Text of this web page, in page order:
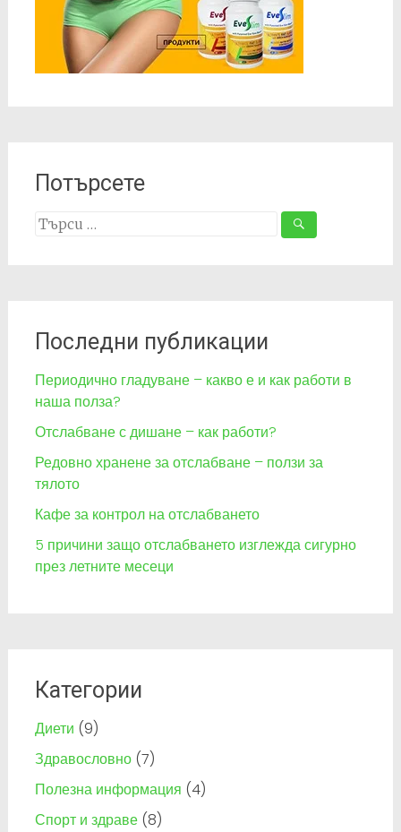
Потърсете
Search
Последни публикации
Периодично гладуване – какво е и как работи в
наша полза?
Отслабване с дишане – как работи?
Редовно хранене за отслабване – ползи за
тялото
Кафе за контрол на отслабването
5 причини защо отслабването изглежда сигурно
през летните месеци
Категории
Диети (9)
Здравословно(7)
Полезна информация (4)
Спорт и здраве(8)